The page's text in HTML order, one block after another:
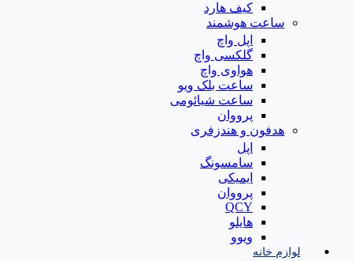
کیف هارد
ساعت هوشمند
اپل واچ
گلکسی واچ
هواوی واچ
ساعت بلک ویو
ساعت شیائومی
پرووان
هدفون و هندزفری
اپل
سامسونگ
ایمیکی
پرووان
QCY
هایلو
ویوو
لوازم خانه